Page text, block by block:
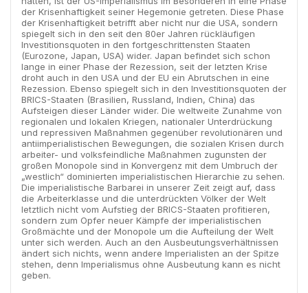
der Krisenhaftigkeit seiner Hegemonie getreten. Diese Phase
der Krisenhaftigkeit betrifft aber nicht nur die USA, sondern
spiegelt sich in den seit den 80er Jahren rückläufigen
Investitionsquoten in den fortgeschrittensten Staaten
(Eurozone, Japan, USA) wider. Japan befindet sich schon
lange in einer Phase der Rezession, seit der letzten Krise
droht auch in den USA und der EU ein Abrutschen in eine
Rezession. Ebenso spiegelt sich in den Investitionsquoten der
BRICS-Staaten (Brasilien, Russland, Indien, China) das
Aufsteigen dieser Länder wider. Die weltweite Zunahme von
regionalen und lokalen Kriegen, nationaler Unterdrückung
und repressiven Maßnahmen gegenüber revolutionären und
antiimperialistischen Bewegungen, die sozialen Krisen durch
arbeiter- und volksfeindliche Maßnahmen zugunsten der
großen Monopole sind in Konvergenz mit dem Umbruch der
„westlich“ dominierten imperialistischen Hierarchie zu sehen.
Die imperialistische Barbarei in unserer Zeit zeigt auf, dass
die Arbeiterklasse und die unterdrückten Völker der Welt
letztlich nicht vom Aufstieg der BRICS-Staaten profitieren,
sondern zum Opfer neuer Kämpfe der imperialistischen
Großmächte und der Monopole um die Aufteilung der Welt
unter sich werden. Auch an den Ausbeutungsverhältnissen
ändert sich nichts, wenn andere Imperialisten an der Spitze
stehen, denn Imperialismus ohne Ausbeutung kann es nicht
geben.